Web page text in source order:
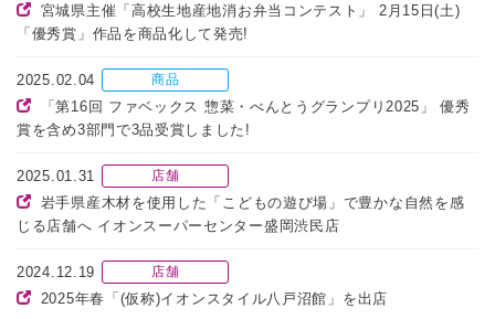
宮城県主催「高校生地産地消お弁当コンテスト」 2月15日(土)
「優秀賞」作品を商品化して発売!
2025.02.04 商品
「第16回 ファベックス 惣菜・べんとうグランプリ2025」 優秀
賞を含め3部門で3品受賞しました!
2025.01.31 店舗
岩手県産木材を使用した「こどもの遊び場」で豊かな自然を感
じる店舗へ イオンスーパーセンター盛岡渋民店
2024.12.19 店舗
2025年春「(仮称)イオンスタイル八戸沼館」を出店